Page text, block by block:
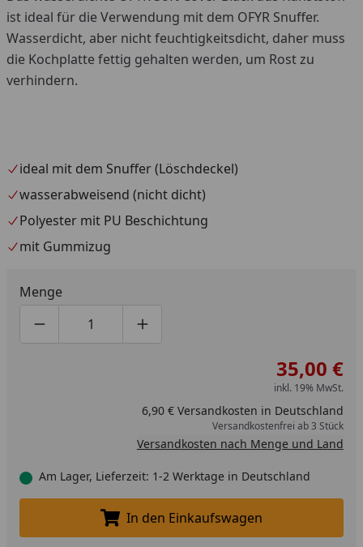
ist ideal für die Verwendung mit dem OFYR Snuffer.
Wasserdicht, aber nicht feuchtigkeitsdicht, daher muss
die Kochplatte fettig gehalten werden, um Rost zu
verhindern.
ideal mit dem Snuffer (Löschdeckel)
wasserabweisend (nicht dicht)
Polyester mit PU Beschichtung
mit Gummizug
Menge
Produktmenge um eins verringern
Produktmenge manuell eingeben
Produktmenge um eins erhöhen
35,00 €
inkl. 19% MwSt.
6,90 € Versandkosten in Deutschland
Versandkostenfrei ab 3 Stück
Versandkosten nach Menge und Land
Am Lager, Lieferzeit: 1-2 Werktage in Deutschland
In den Einkaufswagen legen
In den Einkaufswagen